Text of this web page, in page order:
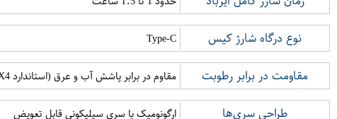
نوع درگاه شارژ کیس Type-C
مقاومت در برابر رطوبت مقاوم در برابر پاشش آب و عرق (استاندارد IPX4)
طراحی سری‌ها ارگونومیک با سری سیلیکونی قابل تعویض